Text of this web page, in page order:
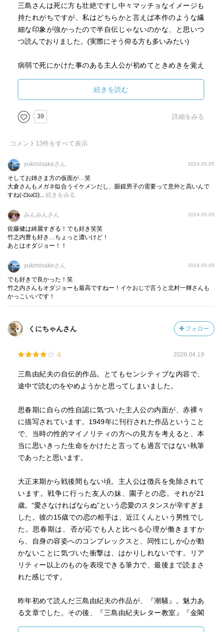
疲れた、只々疲れた
読了した刹那
そう思った!!!
どの口が言うかと、お叱りを受けそうだが
読みやすい（エンタメ度の高い）亜流を読みたい
三島さんは死に方も壮絶ですし中々マッチョなイメージも
持たれがちですが、私はどちらかと言えば本作のような繊
細な印象が強かったので半自伝じゃないのかな、と思いつ
つ読んでおりました。(実際にそう仰る方も多いみたい)
病弱で死にかけた事のある主人公が初めてときめきを覚え
本を見て胸キュンしていたら、実は女だと知ってガック
リ。
裸の上半身に矢が刺さった殉教者『聖セバスチャン』の絵
を見て自慰を覚えたのが13歳。女装して家でキャッキャウ
筋肉質な若者が死んで行く姿を1人妄想する、そんな彼の初
恋は体型に恵まれた級友の近江。
こう書くとどんな変態ワールドが展開されるんだと思われ
る方もいらっしゃるでしょうが、これが本当に芸術的なん
男の脇毛をあんなに綺麗に書く人が他にいるでしょうか？
思わず爽やかな草原か何かと勘違いしそうになりました
よ。
ての時代という点。
当時は同性愛者への当たりが相当にきつい筈です。そんな
中を男が好きというだけではなく、死んだ男にまで欲情す
ちる事も出来ました。
主人公は初恋の近江に対して不思議な嫉妬心も持っていま
く違う貧相な身体。己にがっかりしていたので、もしかす
ると病弱さ故の憧れを同性愛と勘違いしているのでは？
園子と出会い本当は異性愛者だと気付くのでは？と思って
いたのですが、そんな事は無かった。
た主人公ですが、初めて園子と接吻した時に「あ、やっぱ
り違うわ」と確信してしまう主人公。
彼女と結婚するだろうと言う周りの期待から逃げたくて、
最終的に戦争で死ねばこの難しい関係を終わらす事が出来
る。とまで思い込むように。
この2人がどうなったのか。気になる方には是非ともお読み
頂きたいのですが、このお話は書く人によっては単なる暗
い、何を言ってるのか分からないお話になってしまう危険
慮と言うか死生観をこんなにドラマティックに書ける三島
さんの才能っぷり。イケメンだし(関係ないけど )
続きを読む
39 詳細をみる
コメント 13件をすべて表示
yukimisakeさん 2024.05.05
そしてお姉さま方の仮面が…笑
大倉さんもメガネ似合うイケメンだし、眼鏡男子の需要って意外と高いんで
すね(-⊡ω⊡)... 続きをみる
みんみんさん 2024.05.05
佐藤健は綺麗すぎる！でも好き笑笑
竹之内豊も好き…ちょっと濃いけど！
あとはオダジョー！！
yukimisakeさん 2024.05.05
でも好きで良かった！笑
竹之内さんもオダジョーも最高ですねー！イケおじで言うと北村一輝さんも
かっこいいです！
くにちゃんさん フォロー
4 2026.04.19
三島由紀夫の自伝的作品。とてもセンシティブな内容で、
途中で読むのをやめようかと思ってしまいました。
思春期に自らの性自認に気づいた主人公の内面が、赤裸々
に描写されています。1949年に刊行された作品ということ
で、当時の性的マイノリティの方への見方を考えると、本
当に思いきった生命をかけたと言っても過言ではない執筆
であったと思います。
大正末期から戦後間もない頃。主人公は徴兵を免除されて
います。戦争に行った友人の妹、園子との恋。それが21
歳。“愛さなければならぬ”という恋愛のスタンスが辛すぎま
した。彼の15歳での恋の相手は、近江くんという男性でし
た。思春期は、否が応でも人と比べる心理が働きますか
ら、自身の容姿へのコンプレックスと、同性にしか心が動
かないことに気づいた衝撃は、はかりしれないです。リア
リティー以上のものを表現できる筆力で、最後まで読まさ
れた感じです。
昨年初めて読んだ三島由紀夫の作品が、『潮騒』。魅力あ
る文章でした。その後、『三島由紀夫レター教室』『金閣